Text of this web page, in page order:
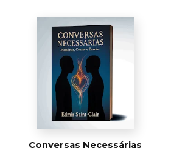
Conversas Necessárias